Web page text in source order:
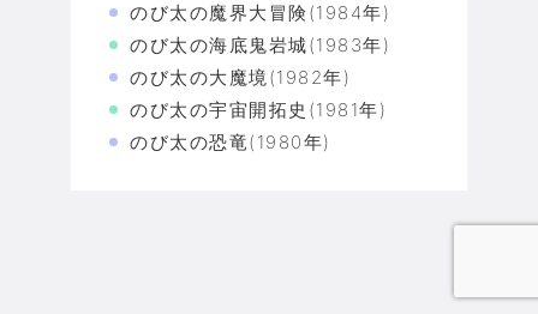
のび太の魔界大冒険(1984年)
のび太の海底鬼岩城(1983年)
のび太の大魔境(1982年)
のび太の宇宙開拓史(1981年)
のび太の恐竜(1980年)